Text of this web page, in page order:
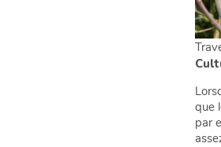
que
par